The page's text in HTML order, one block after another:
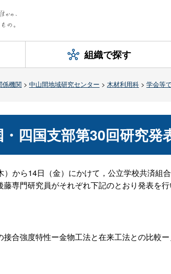
組織で探す
係機関 > 中山間地域研究センター > 木材利用科 > 学会等
四国支部第30回研究発
から14日（金）にかけて，公立学校共済組
専門研究員がそれぞれ下記のとおり発表を行
合強度特性ー金物工法と在来工法との比較ー